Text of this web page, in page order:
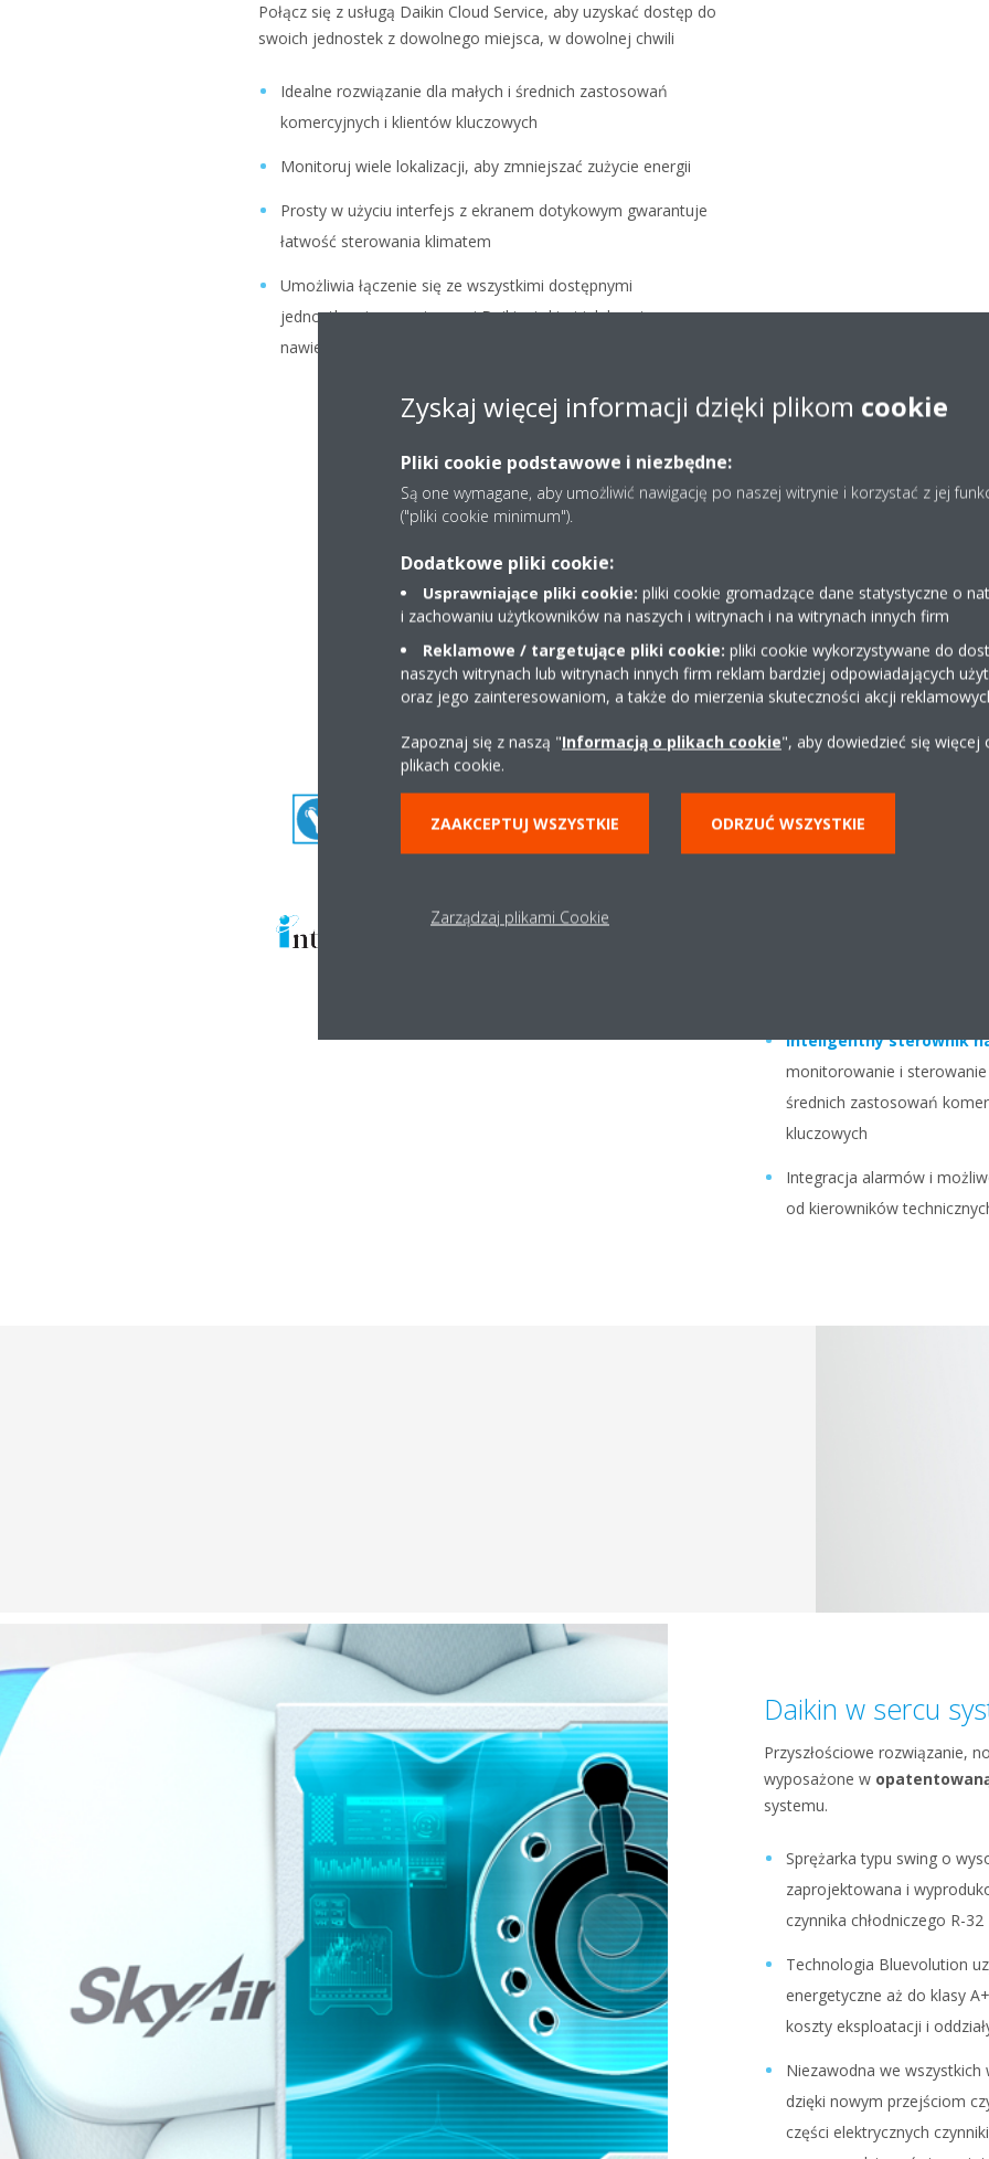
Połącz się z usługą Daikin Cloud Service, aby uzyskać dostęp do
swoich jednostek z dowolnego miejsca, w dowolnej chwili
Idealne rozwiązanie dla małych i średnich zastosowań
komercyjnych i klientów kluczowych
Monitoruj wiele lokalizacji, aby zmniejszać zużycie energii
Prosty w użyciu interfejs z ekranem dotykowym gwarantuje
łatwość sterowania klimatem
Umożliwia łączenie się ze wszystkimi dostępnymi
jednostkami wewnętrznymi Daikin, takimi jak kaseta z
nawiewem obwodowym i całkowicie płaska kaseta
zapewniają
osiągnięcia w
sterowania
małych i
przedsiębiorstw
Prosty w użyciu interfejs z
oferuje
sklepami ze smartfonu, z
Inteligentny sterownik
monitorowanie i
średnich zastosowań
kluczowych
Integracja alarmów i
od kierowników
Daikin w sercu
Przyszłościowe rozwiązanie,
wyposażone w
systemu.
Sprężarka typu swing o
zaprojektowana i
czynnika chłodniczego R-32
Technologia Bluevolution
energetyczne aż do klasy
koszty eksploatacji i
Niezawodna we
dzięki nowym przejściom
części elektrycznych
Zyskaj więcej informacji dzięki plikom cookie
Pliki cookie podstawowe i niezbędne:
Są one wymagane, aby umożliwić nawigację po naszej witrynie i korzystać z jej
("pliki cookie minimum").
Dodatkowe pliki cookie:
Usprawniające pliki cookie: pliki cookie gromadzące dane statystyczne o
i zachowaniu użytkowników na naszych i witrynach i na witrynach innych firm
Reklamowe / targetujące pliki cookie: pliki cookie wykorzystywane do
naszych witrynach lub witrynach innych firm reklam bardziej odpowiadających
oraz jego zainteresowaniom, a także do mierzenia skuteczności akcji
Zapoznaj się z naszą "Informacją o plikach cookie", aby dowiedzieć się więcej
plikach cookie.
ZAAKCEPTUJ WSZYSTKIE ODRZUĆ WSZYSTKIE
Zarządzaj plikami Cookie